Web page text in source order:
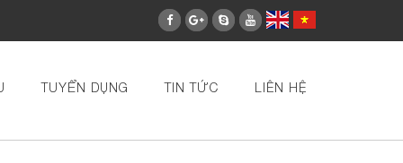
TUYỂN DỤNG TIN TỨC LIÊN HỆ